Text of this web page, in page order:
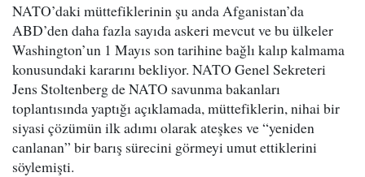
NATO’daki müttefiklerinin şu anda Afganistan’da
ABD’den daha fazla sayıda askeri mevcut ve bu ülkeler
Washington’un 1 Mayıs son tarihine bağlı kalıp kalmama
konusundaki kararını bekliyor. NATO Genel Sekreteri
Jens Stoltenberg de NATO savunma bakanları
toplantısında yaptığı açıklamada, müttefiklerin, nihai bir
siyasi çözümün ilk adımı olarak ateşkes ve “yeniden
canlanan” bir barış sürecini görmeyi umut ettiklerini
söylemişti.